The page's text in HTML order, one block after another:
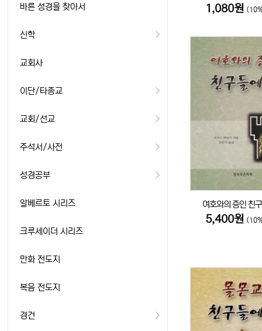
1,080원
여호와의 증인 친
5,400원
바른 성경을 찾아서
신학
교회사
이단/타종교
교회/선교
주석서/사전
성경공부
알베르토 시리즈
크루세이더 시리즈
만화 전도지
복음 전도지
경건